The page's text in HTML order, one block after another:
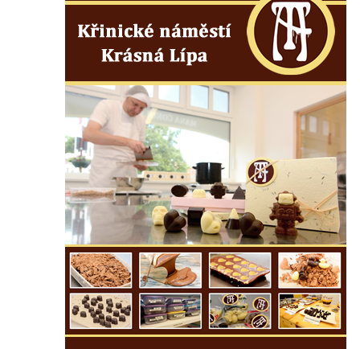
Kostel Nejsvětější Trojice v Klášterci nad
Evangelická modlitebna u autobusového
nádraží v Dubé
Hřbitovní kaple ve Velkém Šenově
Kaple svaté Apolónie v Cítolibech
Kostel svatého Jakuba Většího v Cítolibech
Márnice na hřbitově v Chlumčanech
Kostel svatého Klementa ve Chlumčanech
Kaple svatého Václava ve Vlčí
Kaple svatého Floriána ve Veltěži
Kaple západně od Veltěž u silnice do
Černčic